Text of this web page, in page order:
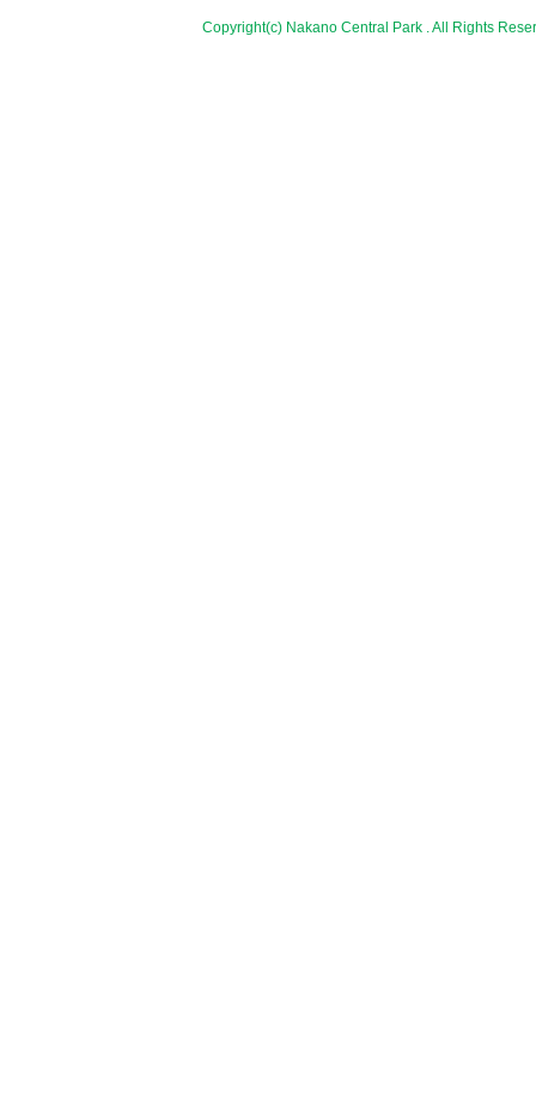
Copyright(c) Nakano Central Park . All Rights